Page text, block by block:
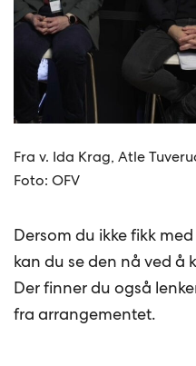
Fra v. Ida Krag, Atle
Foto: OFV
Dersom du ikke fikk
kan du se den nå ved å
Der finner du også
fra arrangementet.